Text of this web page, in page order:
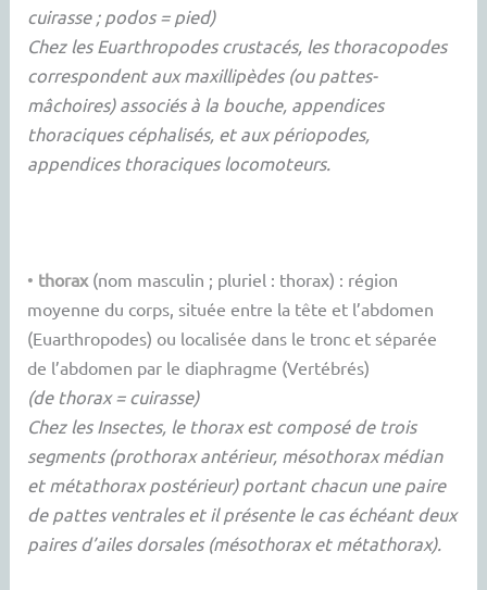
cuirasse ; podos = pied)
Chez les Euarthropodes crustacés, les thoracopodes
correspondent aux maxillipèdes (ou pattes-
mâchoires) associés à la bouche, appendices
thoraciques céphalisés, et aux périopodes,
appendices thoraciques locomoteurs.
• thorax(nom masculin ; pluriel : thorax) : région
moyenne du corps, située entre la tête et l’abdomen
(Euarthropodes) ou localisée dans le tronc et séparée
de l’abdomen par le diaphragme (Vertébrés)
(de thorax = cuirasse)
Chez les Insectes, le thorax est composé de trois
segments (prothorax antérieur, mésothorax médian
et métathorax postérieur) portant chacun une paire
de pattes ventrales et il présente le cas échéant deux
paires d’ailes dorsales (mésothorax et métathorax).